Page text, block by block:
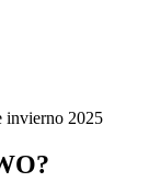
invierno 2025